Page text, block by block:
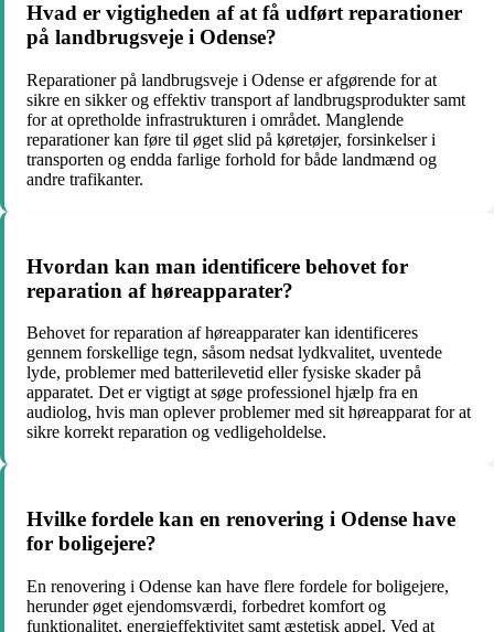
Hvad er vigtigheden af at få udført reparationer
på landbrugsveje i Odense?
Reparationer på landbrugsveje i Odense er afgørende for at
sikre en sikker og effektiv transport af landbrugsprodukter samt
for at opretholde infrastrukturen i området. Manglende
reparationer kan føre til øget slid på køretøjer, forsinkelser i
transporten og endda farlige forhold for både landmænd og
andre trafikanter.
Hvordan kan man identificere behovet for
reparation af høreapparater?
Behovet for reparation af høreapparater kan identificeres
gennem forskellige tegn, såsom nedsat lydkvalitet, uventede
lyde, problemer med batterilevetid eller fysiske skader på
apparatet. Det er vigtigt at søge professionel hjælp fra en
audiolog, hvis man oplever problemer med sit høreapparat for at
sikre korrekt reparation og vedligeholdelse.
Hvilke fordele kan en renovering i Odense have
for boligejere?
En renovering i Odense kan have flere fordele for boligejere,
herunder øget ejendomsværdi, forbedret komfort og
funktionalitet, energieffektivitet samt æstetisk appel. Ved at